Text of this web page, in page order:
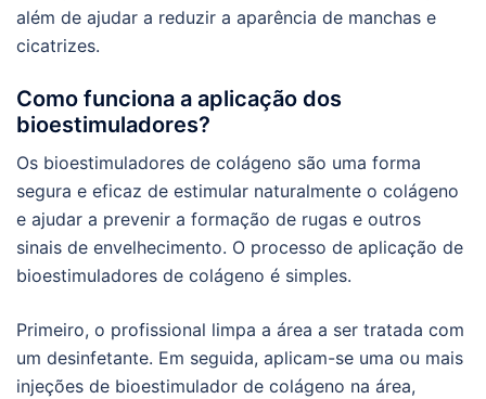
além de ajudar a reduzir a aparência de manchas e
cicatrizes.
Como funciona a aplicação dos
bioestimuladores?
Os bioestimuladores de colágeno são uma forma
segura e eficaz de estimular naturalmente o colágeno
e ajudar a prevenir a formação de rugas e outros
sinais de envelhecimento. O processo de aplicação de
bioestimuladores de colágeno é simples.
Primeiro, o profissional limpa a área a ser tratada com
um desinfetante. Em seguida, aplicam-se uma ou mais
injeções de bioestimulador de colágeno na área,